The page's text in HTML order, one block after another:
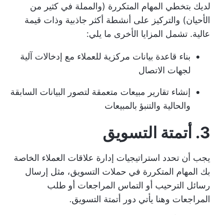
لديك بتخطي المهام المتكررة (والمملة في كثير من
الأحيان) والتركيز على أنشطة أكثر جاذبية وذات قيمة
عالية. تشمل المزايا الأخرى ما يلي:
بناء قاعدة بيانات مركزية للعملاء مع إدخالات آلية
لجهات الاتصال
إنشاء تقارير مبيعات متعمقة لتصور البيانات السابقة
والحالية والتنبؤ بالمبيعات
3. أتمتة التسويق
يجب أن تحدد استراتيجيات إدارة علاقات العملاء الخاصة
بك المهام المتكررة في حملات التسويق، مثل إرسال
رسائل الترحيب أو التماس المراجعات أو طلب
المراجعات وهنا يأتي دور أتمتة التسويق.